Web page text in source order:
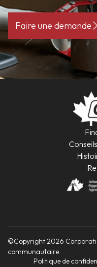
Faire une demande
©Copyright 2026
communautaire
Politique de